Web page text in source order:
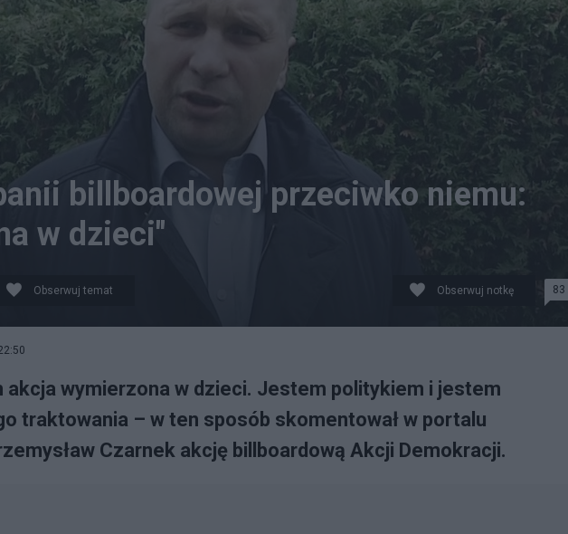
billboardowej przeciwko niemu:
w dzieci"
Obserwuj temat Obserwuj notkę 83
wymierzona w dzieci. Jestem politykiem i jestem
traktowania – w ten sposób skomentował w portalu
Czarnek akcję billboardową Akcji Demokracji.